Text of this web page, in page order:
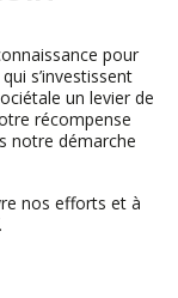
pour
s’investissent
un levier de
récompense
notre démarche
nos efforts et à